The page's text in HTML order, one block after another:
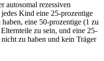
autosomal rezessiven
Kind eine 25-prozentige
eine 50-prozentige (1 zu
zu sein, und eine 25-
zu haben und kein Träger